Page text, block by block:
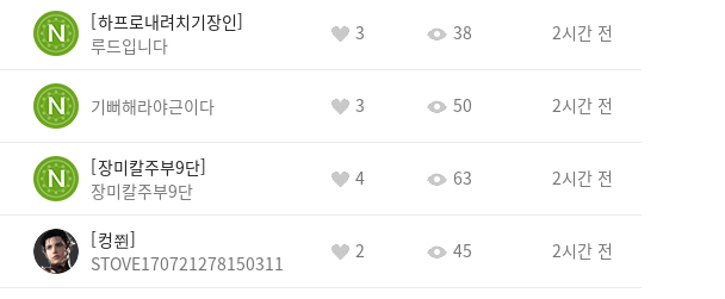
하프로내려치기장인
루드입니다
3 38 2시간 전
기뻐해라야근이다 3 50 2시간 전
장미칼주부9단
장미칼주부9단
4 63 2시간 전
컹쮠
STOVE170721278150311
2 45 2시간 전